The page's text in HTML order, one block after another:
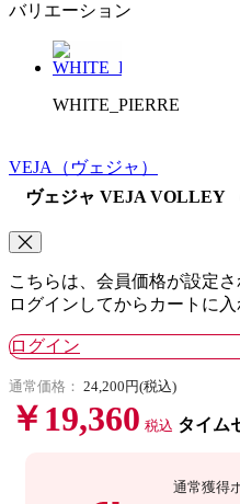
バリエーション
WHITE_PIERRE
VEJA
（ヴェジャ）
ヴェジャ VEJA VOLLEY
こちらは、会員価格が設定さ
ログインしてからカートに入
ログイン
通常価格： 24,200円(税込)
￥19,360 税込 タイム
通常獲得